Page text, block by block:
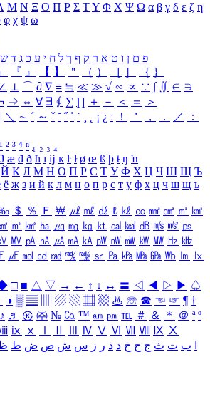
Μ Ν Ξ Ο Π Ρ Σ ΤΥ Φ Χ Ψ Ω α β γ δ ε ζ η
φ χ ψ ω
פ ם ן ו ט א ר ק ף ך ל ח י ע כ ג ד ש
」 『 』 【 】 ＂ （ ） ［ ］ ｛ ｝
⊥ ⌒ ∂ ∇ ≡ ≒ ≪ ≫ √ ∽ ∝ ∵ ∫ ∬ ∈ ∋
⇒ ⇔ ∀ ∃ ∮ ∑ ∏ ＋ － ＜ ＝
＞
＼ ∼ ´ ～ ˇ ˘ ˝ ˚ ˙ ¸ ¡ ¿ ː ！ ＇ ， ． ／
：
¹ ² ³ ⁴ ⁿ ₁ ₂ ₃ ₄
æ đ ð ħ ı ĳ ĸ ŀ ł ø œ ß þ ŧ ŋ ŉ
Й К Л М Н О П Р С Т У Ф Х Ц Ч Ш Щ Ъ
ё ж з и й к л м н о п р с т у ф х ц ч ш щ ъ
＄ ％ Ｆ ￦ ㎕ ㎖ ㎗ ℓ ㎘ ㏄ ㎣ ㎤ ㎥ ㎦
㎡ ㎢ ㏊ ㎍ ㎎ ㎏ ㏏ ㎈ ㎉ ㏈ ㎧ ㎨ ㎰
㎹ ㎀ ㎁ ㎂ ㎃ ㎄ ㎺ ㎻ ㎽ ㎾ ㎿ ㎐ ㎑
㎌ ㏖ ㏅ ㎭ ㎮ ㎯ ㏛ ㎩ ㎪ ㎫ ㎬ ㏝ ㏐
㏓
□ ■ △ ▽ → ← ↑ ↓ ↔ 〓 ◁ ◀ ▷ ▶ ♤
◑ ▒ ▤ ▨ ▧ ▦ ▩ ♨ ☏ ☎ ☜ ☞ ¶ †
♪ ♬ ㉿ ㈜ № ㏇ ™ ㏂ ㏘ ℡ ＃ ＆ ＊ ＠ ª º
ⅸ ⅹ Ⅳ Ⅴ Ⅵ Ⅶ Ⅷ Ⅸ Ⅹ
ب ت ث ج ح خ د ذ ر ز س ش ص ض ط